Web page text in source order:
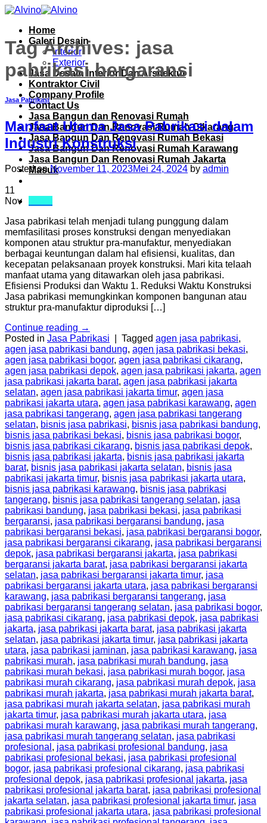
Skip
contentHome
Galeri Desain
Interior
Exterior
Jasa Desain Interior Dan Arsitektur
Kontraktor Civil
Company Profile
Contact Us
Jasa Bangun dan Renovasi Rumah
Jasa Bangun Dan Renovasi Rumah Cikarang
Jasa Bangun Dan Renovasi Rumah Bekasi
Jasa Bangun Dan Renovasi Rumah Karawang
Jasa Bangun Dan Renovasi Rumah Jakarta
Masuk
Tag Archives: jasa
pabrikasi bergaransi
Jasa Pabrikasi
Manfaat Utama Jasa Pabrikasi dalam
Industri Konstruksi
Posted onNovember 11, 2023Mei 24, 2024 by admin
11
Nov
Jasa pabrikasi telah menjadi tulang punggung dalam
memfasilitasi proses konstruksi dengan menyediakan
komponen atau struktur pra-manufaktur, menyediakan
berbagai keuntungan dalam hal efisiensi, kualitas, dan
kecepatan pelaksanaan proyek konstruksi. Mari kita telaah
manfaat utama yang ditawarkan oleh jasa pabrikasi.
Efisiensi Produksi dan Waktu 1. Reduksi Waktu Konstruksi
Jasa pabrikasi memungkinkan komponen bangunan atau
struktur pra-manufaktur diproduksi […]
Continue reading →
Posted in Jasa Pabrikasi Tagged agen jasa pabrikasi,
agen jasa pabrikasi bandung, agen jasa pabrikasi bekasi,
agen jasa pabrikasi bogor, agen jasa pabrikasi cikarang,
agen jasa pabrikasi depok, agen jasa pabrikasi jakarta, agen
jasa pabrikasi jakarta barat, agen jasa pabrikasi jakarta
selatan, agen jasa pabrikasi jakarta timur, agen jasa
pabrikasi jakarta utara, agen jasa pabrikasi karawang, agen
jasa pabrikasi tangerang, agen jasa pabrikasi tangerang
selatan, bisnis jasa pabrikasi, bisnis jasa pabrikasi bandung,
bisnis jasa pabrikasi bekasi, bisnis jasa pabrikasi bogor,
bisnis jasa pabrikasi cikarang, bisnis jasa pabrikasi depok,
bisnis jasa pabrikasi jakarta, bisnis jasa pabrikasi jakarta
barat, bisnis jasa pabrikasi jakarta selatan, bisnis jasa
pabrikasi jakarta timur, bisnis jasa pabrikasi jakarta utara,
bisnis jasa pabrikasi karawang, bisnis jasa pabrikasi
tangerang, bisnis jasa pabrikasi tangerang selatan, jasa
pabrikasi bandung, jasa pabrikasi bekasi, jasa pabrikasi
bergaransi, jasa pabrikasi bergaransi bandung, jasa
pabrikasi bergaransi bekasi, jasa pabrikasi bergaransi bogor,
jasa pabrikasi bergaransi cikarang, jasa pabrikasi bergaransi
depok, jasa pabrikasi bergaransi jakarta, jasa pabrikasi
bergaransi jakarta barat, jasa pabrikasi bergaransi jakarta
selatan, jasa pabrikasi bergaransi jakarta timur, jasa
pabrikasi bergaransi jakarta utara, jasa pabrikasi bergaransi
karawang, jasa pabrikasi bergaransi tangerang, jasa
pabrikasi bergaransi tangerang selatan, jasa pabrikasi bogor,
jasa pabrikasi cikarang, jasa pabrikasi depok, jasa pabrikasi
jakarta, jasa pabrikasi jakarta barat, jasa pabrikasi jakarta
selatan, jasa pabrikasi jakarta timur, jasa pabrikasi jakarta
utara, jasa pabrikasi jaminan, jasa pabrikasi karawang, jasa
pabrikasi murah, jasa pabrikasi murah bandung, jasa
pabrikasi murah bekasi, jasa pabrikasi murah bogor, jasa
pabrikasi murah cikarang, jasa pabrikasi murah depok, jasa
pabrikasi murah jakarta, jasa pabrikasi murah jakarta barat,
jasa pabrikasi murah jakarta selatan, jasa pabrikasi murah
jakarta timur, jasa pabrikasi murah jakarta utara, jasa
pabrikasi murah karawang, jasa pabrikasi murah tangerang,
jasa pabrikasi murah tangerang selatan, jasa pabrikasi
profesional , jasa pabrikasi profesional bandung, jasa
pabrikasi profesional bekasi, jasa pabrikasi profesional
bogor, jasa pabrikasi profesional cikarang, jasa pabrikasi
profesional depok, jasa pabrikasi profesional jakarta, jasa
pabrikasi profesional jakarta barat, jasa pabrikasi profesional
jakarta selatan, jasa pabrikasi profesional jakarta timur, jasa
pabrikasi profesional jakarta utara, jasa pabrikasi profesional